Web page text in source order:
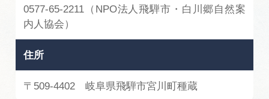
0577-65-2211（NPO法人飛騨市・白川郷自然案
内人協会）
住所
〒509-4402 岐阜県飛騨市宮川町種蔵